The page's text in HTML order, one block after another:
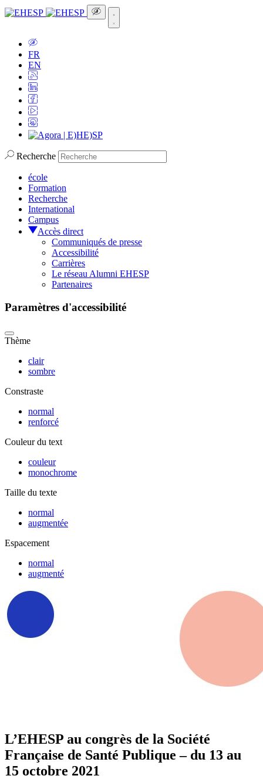
FR
EN
Recherche
école
Formation
Recherche
International
Campus
Accès direct
Communiqués de presse
Accessibilité
Carrières
Le réseau Alumni EHESP
Partenaires
Paramètres d'accessibilité
Thème
clair
sombre
Constraste
normal
renforcé
Couleur du text
couleur
monochrome
Taille du texte
normal
augmentée
Espacement
normal
augmenté
L’EHESP au congrès de la Société
Française de Santé Publique – du 13 au
15 octobre 2021